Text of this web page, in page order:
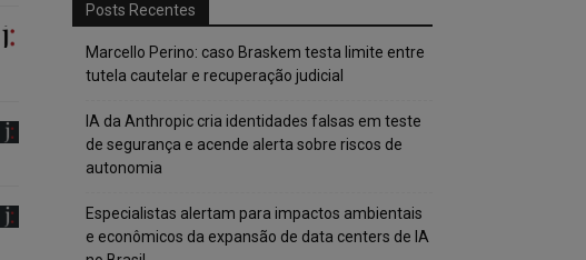
Posts Recentes
Marcello Perino: caso Braskem testa limite entre
tutela cautelar e recuperação judicial
IA da Anthropic cria identidades falsas em teste
de segurança e acende alerta sobre riscos de
autonomia
Especialistas alertam para impactos ambientais
e econômicos da expansão de data centers de IA